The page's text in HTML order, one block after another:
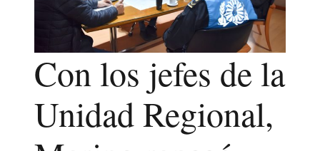
Con los jefes de la
Unidad Regional,